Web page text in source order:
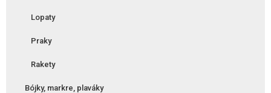
Lopaty
Praky
Rakety
Bójky, markre, plaváky